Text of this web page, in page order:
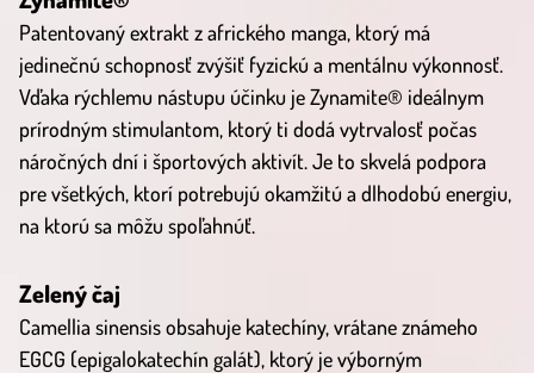
Patentovaný extrakt z afrického manga, ktorý má
jedinečnú schopnosť zvýšiť fyzickú a mentálnu výkonnosť.
Vďaka rýchlemu nástupu účinku je Zynamite® ideálnym
prírodným stimulantom, ktorý ti dodá vytrvalosť počas
náročných dní i športových aktivít. Je to skvelá podpora
pre všetkých, ktorí potrebujú okamžitú a dlhodobú energiu,
na ktorú sa môžu spoľahnúť.
Zelený čaj
Camellia sinensis obsahuje katechíny, vrátane známeho
EGCG (epigalokatechín galát), ktorý je výborným